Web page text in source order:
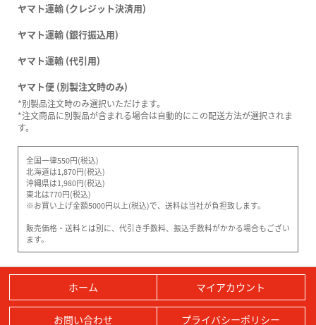
ヤマト運輸 (クレジット決済用)
ヤマト運輸 (銀行振込用)
ヤマト運輸 (代引用)
ヤマト便 (別製注文時のみ)
*別製品注文時のみ選択いただけます。
*注文商品に別製品が含まれる場合は自動的にこの配送方法が選択されま
す。
全国一律550円(税込)
北海道は1,870円(税込)
沖縄県は1,980円(税込)
東北は770円(税込)
※お買い上げ金額5000円以上(税込)で、送料は当社が負担致します。
販売価格・送料とは別に、代引き手数料、振込手数料がかかる場合もござい
ます。
ホーム マイアカウント
お問い合わせ プライバシーポリシー